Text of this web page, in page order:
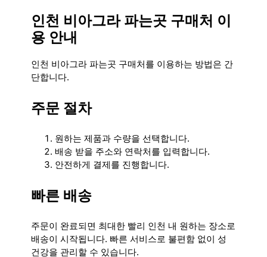
인천 비아그라 파는곳 구매처 이
용 안내
인천 비아그라 파는곳 구매처를 이용하는 방법은 간
단합니다.
주문 절차
원하는 제품과 수량을 선택합니다.
배송 받을 주소와 연락처를 입력합니다.
안전하게 결제를 진행합니다.
빠른 배송
주문이 완료되면 최대한 빨리 인천 내 원하는 장소로
배송이 시작됩니다. 빠른 서비스로 불편함 없이 성
건강을 관리할 수 있습니다.